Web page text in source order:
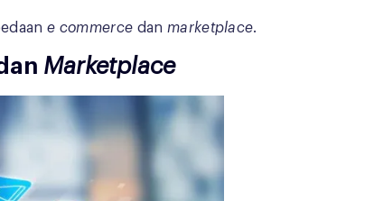
e commerce dan marketplace.
Marketplace